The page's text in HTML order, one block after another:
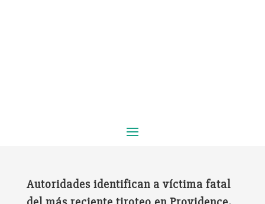
Autoridades identifican a víctima fatal